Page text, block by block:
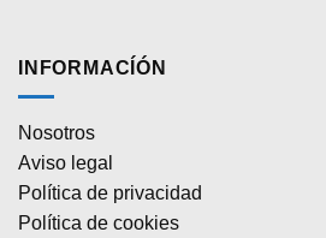
INFORMACÍÓN
Nosotros
Aviso legal
Política de privacidad
Política de cookies